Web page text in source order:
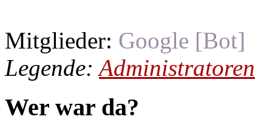
Mitglieder: Google [Bot]
Legende:Administratoren
Wer war da?